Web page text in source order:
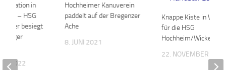
Hochheimer Kanuverein
paddelt auf der Bregenzer
Ache
8. JUNI 2021
Knappe Kiste in
für die HSG
Hochheim/Wicker 2
22. NOVEMBER
in
– HSG
besiegt
2022